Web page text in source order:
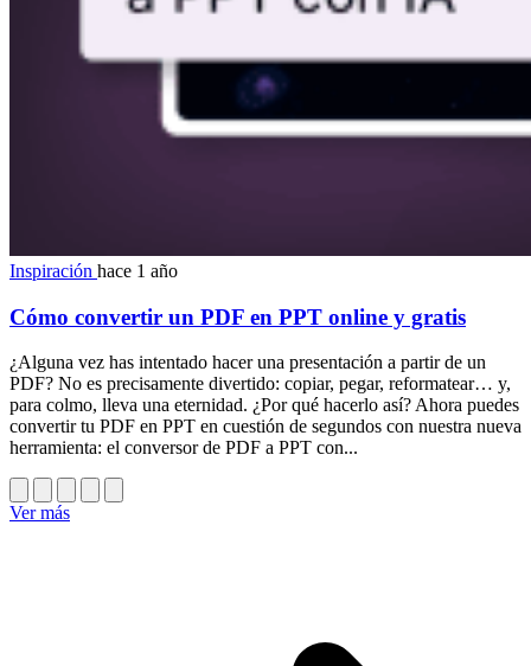
Inspiración hace 1 año
Cómo convertir un PDF en PPT online y gratis
¿Alguna vez has intentado hacer una presentación a partir de un
PDF? No es precisamente divertido: copiar, pegar, reformatear… y,
para colmo, lleva una eternidad. ¿Por qué hacerlo así? Ahora puedes
convertir tu PDF en PPT en cuestión de segundos con nuestra nueva
herramienta: el conversor de PDF a PPT con...
Ver más